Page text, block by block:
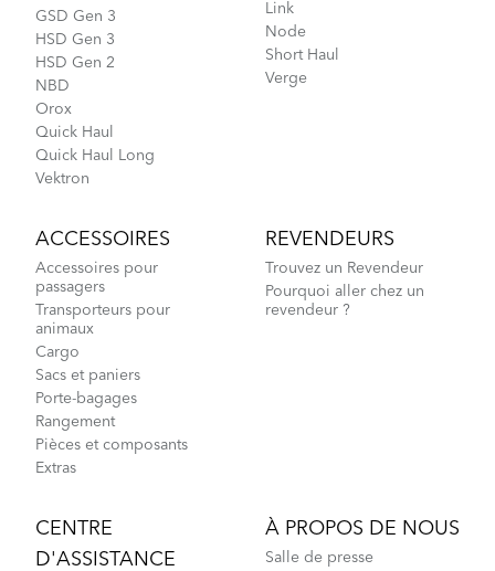
GSD Gen 3
HSD Gen 3
HSD Gen 2
NBD
Orox
Quick Haul
Quick Haul Long
Vektron
Link
Node
Short Haul
Verge
ACCESSOIRES
Accessoires pour
passagers
Transporteurs pour
animaux
Cargo
Sacs et paniers
Porte-bagages
Rangement
Pièces et composants
Extras
REVENDEURS
Trouvez un Revendeur
Pourquoi aller chez un
revendeur ?
CENTRE
D'ASSISTANCE
À PROPOS DE NOUS
Salle de presse